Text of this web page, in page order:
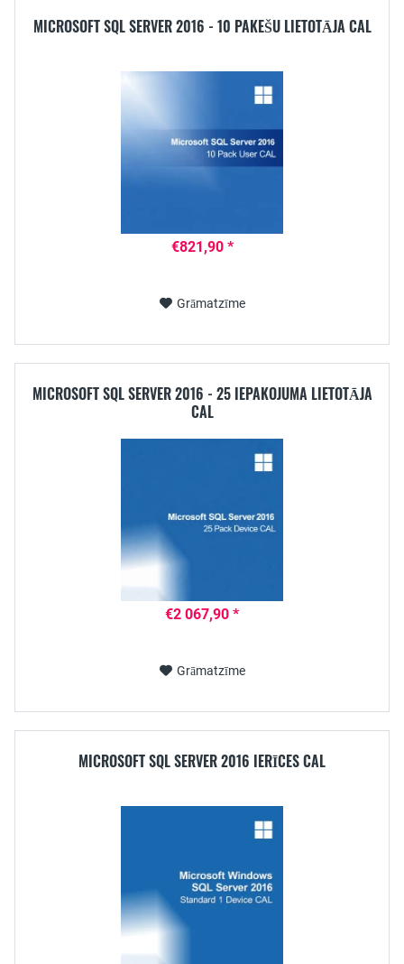
MICROSOFT SQL SERVER 2016 - 10 PAKEŠU LIETOTĀJA CAL
€821,90 *
Grāmatzīme
MICROSOFT SQL SERVER 2016 - 25 IEPAKOJUMA LIETOTĀJA
CAL
€2 067,90 *
Grāmatzīme
MICROSOFT SQL SERVER 2016 IERĪCES CAL